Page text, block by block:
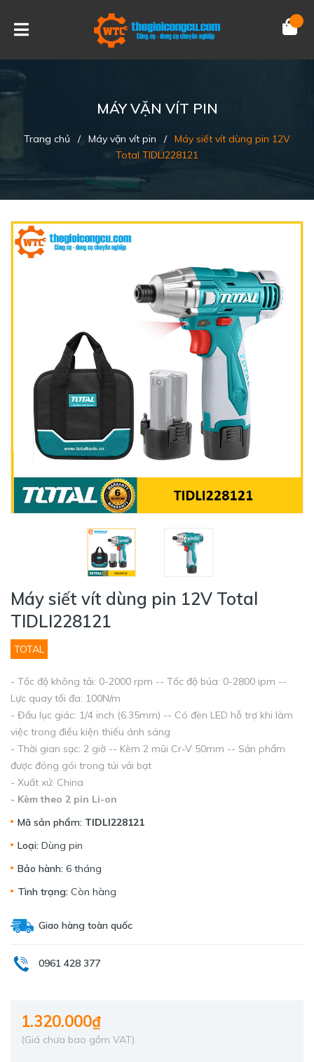
MÁY VẶN VÍT PIN
Trang chủ / Máy vặn vít pin / Máy siết vít dùng pin 12V
Total TIDLI228121
Máy siết vít dùng pin 12V Total
TIDLI228121
TOTAL
- Tốc độ không tải: 0-2000 rpm -- Tốc độ búa: 0-2800 ipm --
Lực quay tối đa: 100N/m
- Đầu lục giác: 1/4 inch (6.35mm) -- Có đèn LED hỗ trợ khi làm
việc trong điều kiện thiếu ánh sáng
- Thời gian sạc: 2 giờ -- Kèm 2 mũi Cr-V 50mm -- Sản phẩm
được đóng gói trong túi vải bạt
- Xuất xứ: China
- Kèm theo 2 pin Li-on
Mã sản phẩm: TIDLI228121
Loại: Dùng pin
Bảo hành: 6 tháng
Tình trạng: Còn hàng
Giao hàng toàn quốc
0961 428 377
1.320.000₫
(Giá chưa bao gồm VAT)